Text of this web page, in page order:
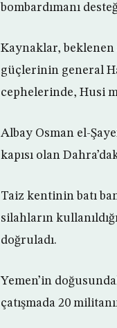
bombardımanı
Kaynaklar, beklenen
güçlerinin general
cephelerinde, Husi
Albay Osman el-
kapısı olan
Taiz kentinin batı
silahların
doğruladı.
Yemen’in
çatışmada 20